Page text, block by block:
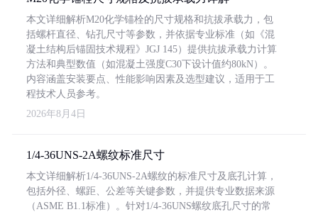
本文详细解析M20化学锚栓的尺寸规格和抗拔承载力，包
括螺杆直径、钻孔尺寸等参数，并依据专业标准（如《混
凝土结构后锚固技术规程》JGJ 145）提供抗拔承载力计算
方法和典型数值（如混凝土强度C30下设计值约80kN）。
内容涵盖安装要点、性能影响因素及选型建议，适用于工
程技术人员参考。
2026年8月4日
1/4-36UNS-2A螺纹标准尺寸
本文详细解析1/4-36UNS-2A螺纹的标准尺寸及底孔计算，
包括外径、螺距、公差等关键参数，并提供专业数据来源
（ASME B1.1标准）。针对1/4-36UNS螺纹底孔尺寸的常